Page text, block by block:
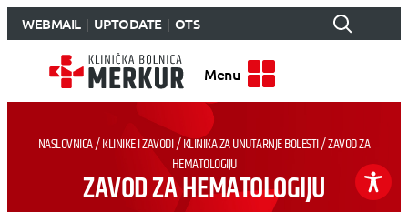
WEBMAIL UPTODATE OTS
Menu
NASLOVNICA/KLINIKE I ZAVODI/KLINIKA ZA UNUTARNJE BOLESTI/ZAVOD ZA
HEMATOLOGIJU
ZAVOD ZA HEMATOLOGIJU